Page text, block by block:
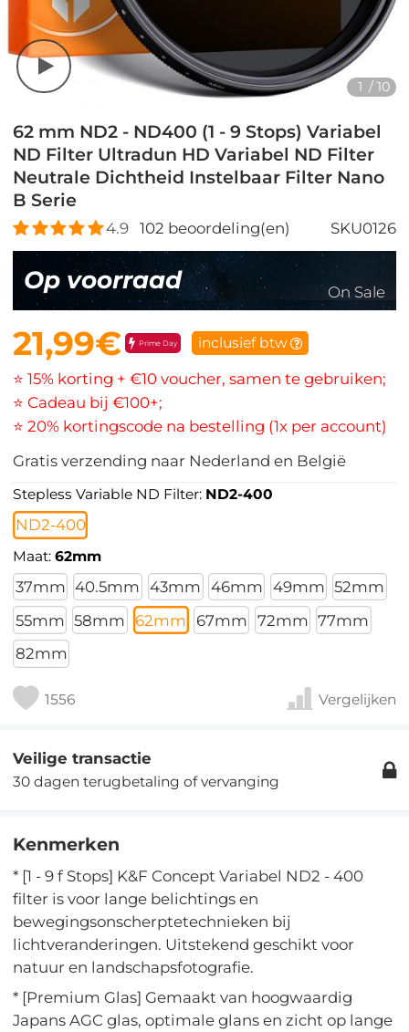
1 /10
62 mm ND2 - ND400 (1 - 9 Stops) Variabel
ND Filter Ultradun HD Variabel ND Filter
Neutrale Dichtheid Instelbaar Filter Nano
B Serie
4.9 102 beoordeling(en) SKU0126
Op voorraad On Sale
21,99€ Prime Day inclusief btw
⭐ 15% korting + €10 voucher, samen te gebruiken;
⭐ Cadeau bij €100+;
⭐ 20% kortingscode na bestelling (1x per account)
Gratis verzending naar Nederland en België
Stepless Variable ND Filter: ND2-400
ND2-400
Maat:62mm
37mm 40.5mm 43mm 46mm 49mm 52mm
55mm 58mm 62mm 67mm 72mm 77mm
82mm
1556 Vergelijken
Veilige transactie
30 dagen terugbetaling of vervanging
Kenmerken
* [1 - 9 f Stops] K&F Concept Variabel ND2 - 400
filter is voor lange belichtings en
bewegingsonscherptetechnieken bij
lichtveranderingen. Uitstekend geschikt voor
natuur en landschapsfotografie.
* [Premium Glas] Gemaakt van hoogwaardig
Japans AGC glas, optimale glans en zicht op lange